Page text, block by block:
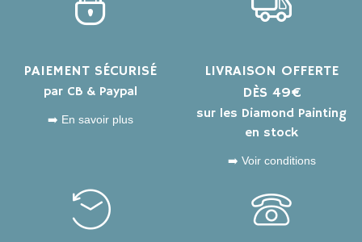
PAIEMENT SÉCURISÉ
par CB & Paypal
➡️ En savoir plus
LIVRAISON OFFERTE
DÈS 49€
sur les Diamond Painting
en stock
➡️ Voir conditions